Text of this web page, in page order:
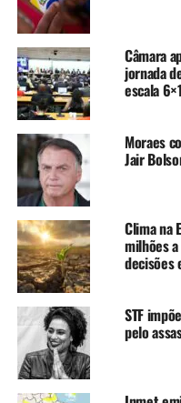
clara os fatos e as
proporcionando amplo
as acusações. Para ele,
responsáveis por uma
extremamente violenta”.
Moraes explicou que os
do Código Penal, que
governo legítimo por
intuito de interromper o
ministro também
processo eleitoral,
segurança e tentativas
formalizar o golpe.
Em seu voto, Moraes
ataques à sede da Polícia
Câmara
jornada
escala 6×1
Moraes
Jair
Clima na
milhões
decisões
STF
pelo